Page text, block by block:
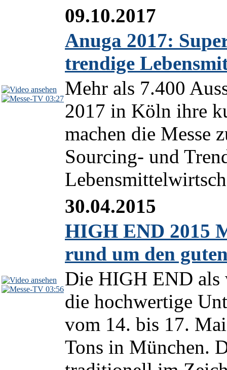
03:27
09.10.2017
Anuga 2017:
trendige
Mehr als 7.400
2017 in Köln ihre
machen die Messe
Sourcing- und
03:56
30.04.2015
HIGH END 2015
rund um den
Die HIGH END als
die hochwertige
vom 14. bis 17.
Tons in München.